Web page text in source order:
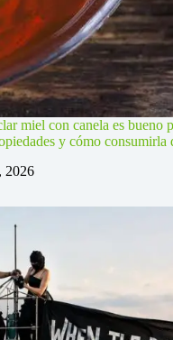
miel con canela es bueno
y cómo consumirla
2026